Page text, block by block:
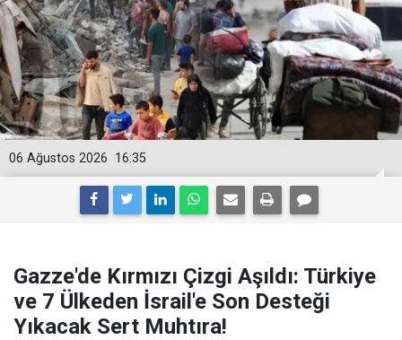
16:35
06 Ağustos 2026
Gazze'de Kırmızı Çizgi Aşıldı: Türkiye
ve 7 Ülkeden İsrail'e Son Desteği
Yıkacak Sert Muhtıra!